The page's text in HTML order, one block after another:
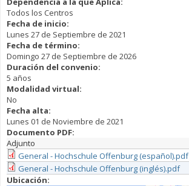
Todos los Centros
Fecha de inicio:
Lunes 27 de Septiembre de 2021
Fecha de término:
Domingo 27 de Septiembre de 2026
Duración del convenio:
5 años
Modalidad virtual:
No
Fecha alta:
Lunes 01 de Noviembre de 2021
Documento PDF:
Adjunto
General - Hochschule Offenburg (español).pdf
General - Hochschule Offenburg (inglés).pdf
Ubicación: